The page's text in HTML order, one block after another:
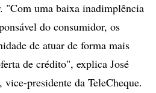
"Com uma baixa inadimplência
do consumidor, os
de atuar de forma mais
de crédito", explica José
presidente da TeleCheque.